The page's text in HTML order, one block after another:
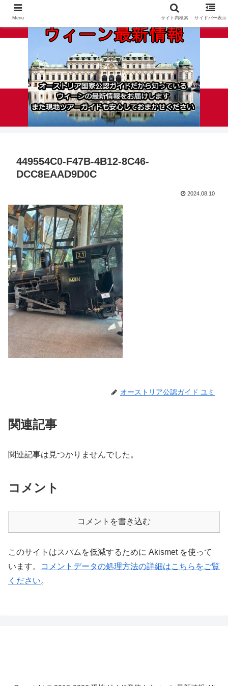
449554C0-F47B-4B12-8C46-
DCC8EAAD9D0C
2024.08.10
オーストリア公認ガイド ユミ
関連記事
関連記事は見つかりませんでした。
コメント
コメントを書き込む
このサイトはスパムを低減するために Akismet を使って
います。
コメントデータの処理方法の詳細はこちらをご覧
ください。
Menu サイト内検索 サイドバー表示